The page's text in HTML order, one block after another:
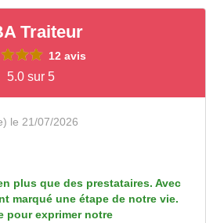
Traiteur
12 avis
5.0 sur 5
le 21/07/2026
plus que des prestataires. Avec
marqué une étape de notre vie.
pour exprimer notre